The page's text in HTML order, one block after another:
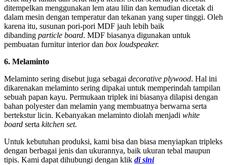
ditempelkan menggunakan lem atau lilin dan kemudian dicetak di
dalam mesin dengan temperatur dan tekanan yang super tinggi. Oleh
karena itu, susunan pori-pori MDF jauh lebih baik
dibanding particle board. MDF biasanya digunakan untuk
pembuatan furnitur interior dan box loudspeaker.
6. Melaminto
Melaminto sering disebut juga sebagai decorative plywood. Hal ini
dikarenakan melaminto sering dipakai untuk memperindah tampilan
sebuah papan kayu. Permukaan triplek ini biasanya dilapisi dengan
bahan polyester dan melamin yang membuatnya berwarna serta
bertekstur licin. Kebanyakan melaminto diolah menjadi white
board serta kitchen set.
Untuk kebutuhan produksi, kami bisa dan biasa menyiapkan tripleks
dengan berbagai jenis dan ukurannya, baik ukuran tebal maupun
tipis. Kami dapat dihubungi dengan klik di sini